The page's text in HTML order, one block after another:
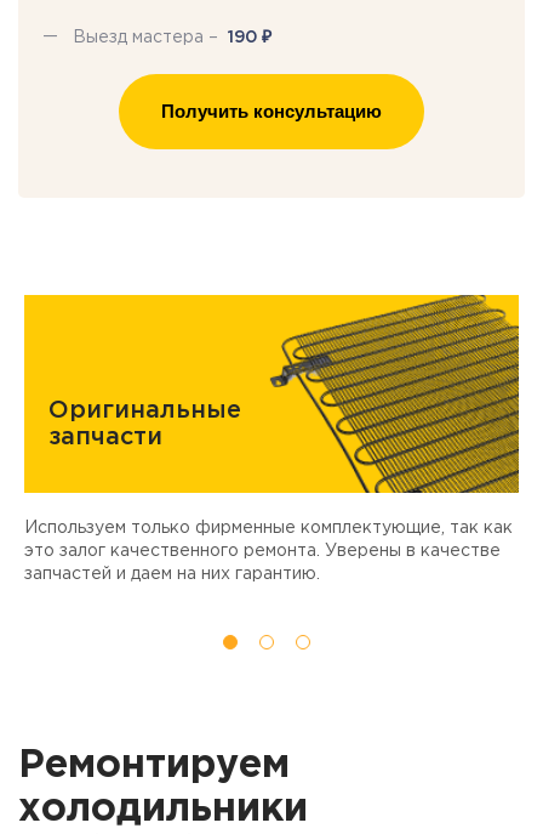
Выезд мастера – 190 ₽
Получить консультацию
Оригинальные
запчасти
Используем только фирменные комплектующие, так как
это залог качественного ремонта. Уверены в качестве
запчастей и даем на них гарантию.
Ремонтируем
холодильники